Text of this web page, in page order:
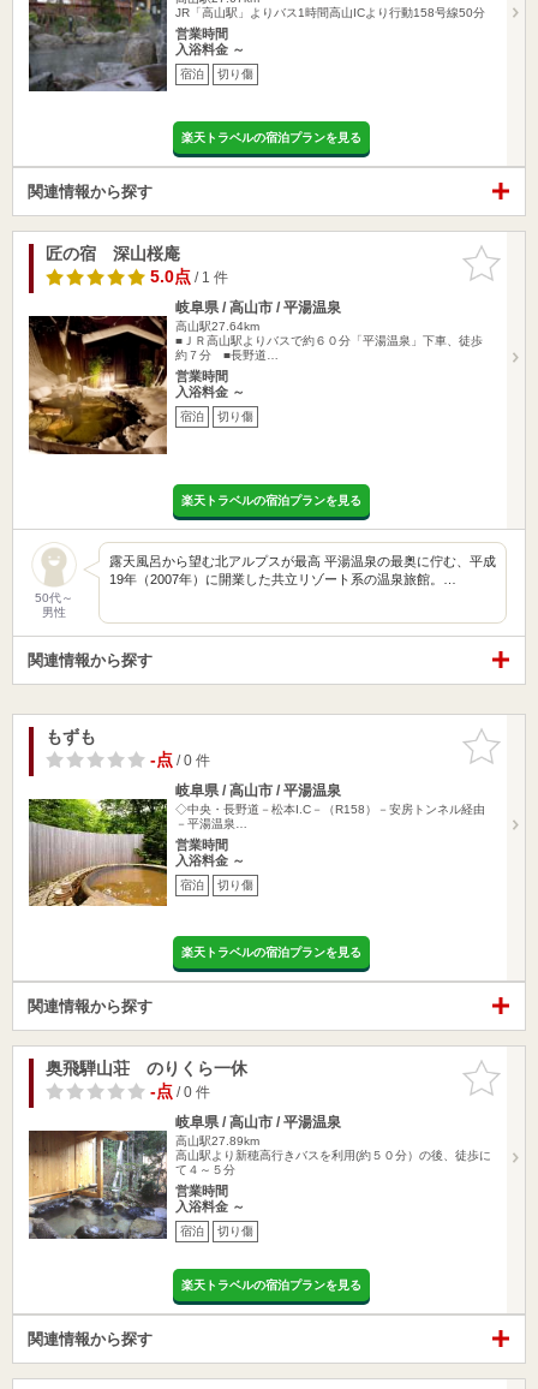
JR「高山駅」よりバス1時間高山ICより行動158号線50分
営業時間
入浴料金 ～
宿泊 切り傷
楽天トラベルの宿泊プランを見る
関連情報から探す
お気に入
りに追加
匠の宿 深山桜庵
5.0点/ 1 件
岐阜県 / 高山市 / 平湯温泉
高山駅27.64km
■ＪＲ高山駅よりバスで約６０分「平湯温泉」下車、徒歩
約７分 ■長野道…
営業時間
入浴料金 ～
宿泊 切り傷
楽天トラベルの宿泊プランを見る
50代～
男性
露天風呂から望む北アルプスが最高 平湯温泉の最奥に佇む、平成
19年（2007年）に開業した共立リゾート系の温泉旅館。…
関連情報から探す
お気に入
りに追加
もずも
-点/ 0 件
岐阜県 / 高山市 / 平湯温泉
◇中央・長野道－松本I.C－（R158）－安房トンネル経由
－平湯温泉…
営業時間
入浴料金 ～
宿泊 切り傷
楽天トラベルの宿泊プランを見る
関連情報から探す
お気に入
りに追加
奥飛騨山荘 のりくら一休
-点/ 0 件
岐阜県 / 高山市 / 平湯温泉
高山駅27.89km
高山駅より新穂高行きバスを利用(約５０分）の後、徒歩に
て４～５分
営業時間
入浴料金 ～
宿泊 切り傷
楽天トラベルの宿泊プランを見る
関連情報から探す